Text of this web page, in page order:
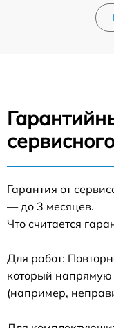
Гарантия от
— до 3 месяцев.
Что считается
Для работ:
который напрямую
(например,